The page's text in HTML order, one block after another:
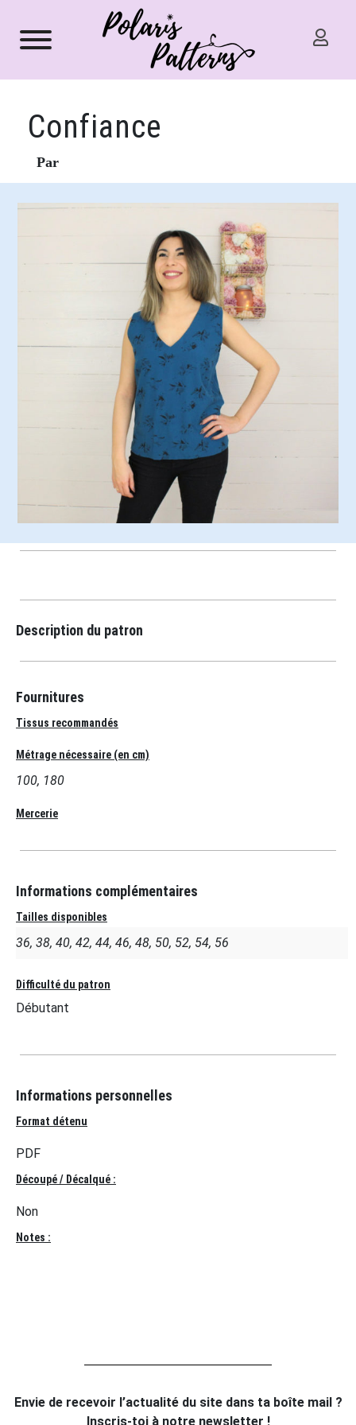
Confiance
Par
Description du patron
Fournitures
Tissus recommandés
Métrage nécessaire (en cm)
100, 180
Mercerie
Informations complémentaires
Tailles disponibles
36, 38, 40, 42, 44, 46, 48, 50, 52, 54, 56
Difficulté du patron
Débutant
Informations personnelles
Format détenu
PDF
Découpé / Décalqué :
Non
Notes :
Envie de recevoir l’actualité du site dans ta boîte mail ?
Inscris-toi à notre newsletter !